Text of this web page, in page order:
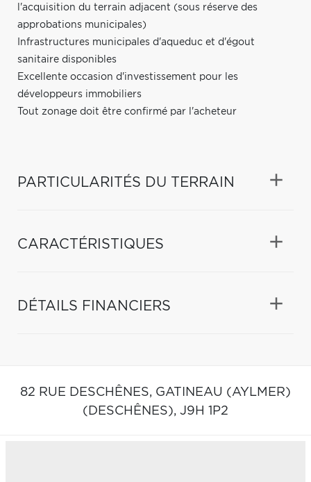
l'acquisition du terrain adjacent (sous réserve des
approbations municipales)
Infrastructures municipales d'aqueduc et d'égout
sanitaire disponibles
Excellente occasion d'investissement pour les
développeurs immobiliers
Tout zonage doit être confirmé par l'acheteur
PARTICULARITÉS DU TERRAIN
CARACTÉRISTIQUES
DÉTAILS FINANCIERS
82 RUE DESCHÊNES, GATINEAU (AYLMER)
(DESCHÊNES), J9H 1P2